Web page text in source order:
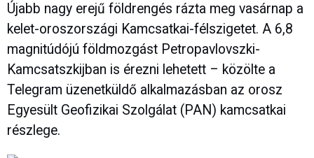
Újabb nagy erejű földrengés rázta meg vasárnap a
kelet-oroszországi Kamcsatkai-félszigetet. A 6,8
magnitúdójú földmozgást Petropavlovszki-
Kamcsatszkijban is érezni lehetett – közölte a
Telegram üzenetküldő alkalmazásban az orosz
Egyesült Geofizikai Szolgálat (PAN) kamcsatkai
részlege.